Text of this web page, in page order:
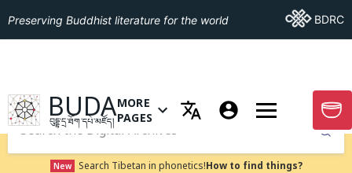
Preserving Buddhist literature for the world Go ToBDRC
GO TO HOMEPAGE
BUDA
བུདྡྷ་དྲ་ཐོག་དཔེ་མཛོད།
OPEN MENU OF MORE PAGES
MORE
PAGES
GO
Submit
New Search Tibetan in phonetics!How to find things?